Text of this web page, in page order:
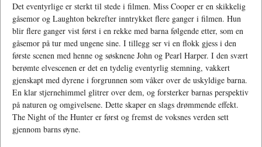
Det eventyrlige er sterkt til stede i filmen. Miss Cooper er en skikkelig
gåsemor og Laughton bekrefter inntrykket flere ganger i filmen. Hun
blir flere ganger vist først i en rekke med barna følgende etter, som en
gåsemor på tur med ungene sine. I tillegg ser vi en flokk gjess i den
første scenen med henne og søsknene John og Pearl Harper. I den svært
berømte elvescenen er det en tydelig eventyrlig stemning, vakkert
gjenskapt med dyrene i forgrunnen som våker over de uskyldige barna.
En klar stjernehimmel glitrer over dem, og forsterker barnas perspektiv
på naturen og omgivelsene. Dette skaper en slags drømmende effekt.
The Night of the Hunter er først og fremst de voksnes verden sett
gjennom barns øyne.